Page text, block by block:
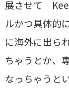
展させて
ルかつ具体的
に海外に出ら
ちゃうとか、
なっちゃうと